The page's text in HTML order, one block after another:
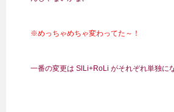
※めっちゃめちゃ変わってた～！
一番の変更は SlLi+RoLi がそれぞれ単独に